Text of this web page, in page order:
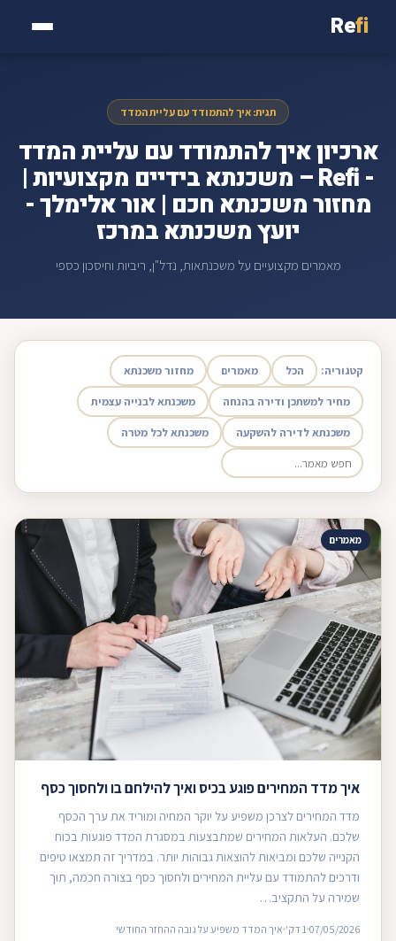
Refi
תגית: איך להתמודד עם עליית המדד
ארכיון איך להתמודד עם עליית המדד
- Refi – משכנתא בידיים מקצועיות |
מחזור משכנתא חכם | אור אלימלך -
יועץ משכנתא במרכז
מאמרים מקצועיים על משכנתאות, נדל"ן, ריביות וחיסכון כספי
קטגוריה: הכל מאמרים מחזור משכנתא
מחיר למשתכן ודירה בהנחה משכנתא לבנייה עצמית
משכנתא לדירה להשקעה משכנתא לכל מטרה
מאמרים
איך מדד המחירים פוגע בכיס ואיך להילחם בו ולחסוך כסף
מדד המחירים לצרכן משפיע על יוקר המחיה ומוריד את ערך הכסף
שלכם. העלאות המחירים שמתבצעות במסגרת המדד פוגעות בכוח
הקנייה שלכם ומביאות להוצאות גבוהות יותר. במדריך זה תמצאו טיפים
ודרכים להתמודד עם עליית המחירים ולחסוך כסף בצורה חכמה, תוך
שמירה על התקציב…
07/05/2026 1 דק' איך המדד משפיע על גובה ההחזר החודשי